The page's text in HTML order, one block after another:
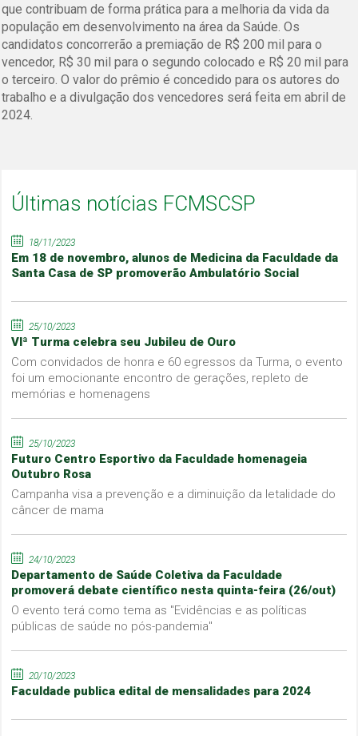
que contribuam de forma prática para a melhoria da vida da
população em desenvolvimento na área da Saúde. Os
candidatos concorrerão a premiação de R$ 200 mil para o
vencedor, R$ 30 mil para o segundo colocado e R$ 20 mil para
o terceiro. O valor do prêmio é concedido para os autores do
trabalho e a divulgação dos vencedores será feita em abril de
2024.
Últimas notícias FCMSCSP
18/11/2023
Em 18 de novembro, alunos de Medicina da Faculdade da
Santa Casa de SP promoverão Ambulatório Social
25/10/2023
VIª Turma celebra seu Jubileu de Ouro
Com convidados de honra e 60 egressos da Turma, o evento
foi um emocionante encontro de gerações, repleto de
memórias e homenagens
25/10/2023
Futuro Centro Esportivo da Faculdade homenageia
Outubro Rosa
Campanha visa a prevenção e a diminuição da letalidade do
câncer de mama
24/10/2023
Departamento de Saúde Coletiva da Faculdade
promoverá debate científico nesta quinta-feira (26/out)
O evento terá como tema as "Evidências e as políticas
públicas de saúde no pós-pandemia"
20/10/2023
Faculdade publica edital de mensalidades para 2024